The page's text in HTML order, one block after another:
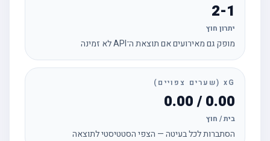
2-1
יתרון חוץ
מופק גם מאירועים אם תוצאת ה־API לא זמינה
xG (שערים צפויים)
0.00 / 0.00
בית / חוץ
הסתברות לכל בעיטה — הצפי הסטטיסטי לתוצאה